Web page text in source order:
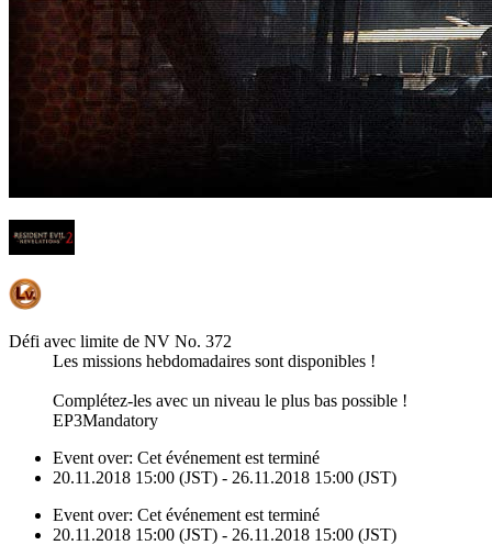
Défi avec limite de NV No. 372
Les missions hebdomadaires sont disponibles !
Complétez-les avec un niveau le plus bas possible !
EP3Mandatory
Event over: Cet événement est terminé
20.11.2018 15:00 (JST) - 26.11.2018 15:00 (JST)
Event over: Cet événement est terminé
20.11.2018 15:00 (JST) - 26.11.2018 15:00 (JST)